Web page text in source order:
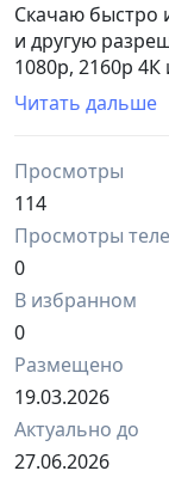
Скачаю быстро
и другую
1080р, 2160р
трекеров, с
от объёма,
Читать дальше
Просмотры
114
Просмотры
0
В избранном
0
Размещено
19.03.2026
Актуально до
27.06.2026